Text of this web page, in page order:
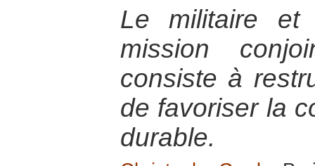
Le militaire et
mission
consiste à
de favoriser la
durable.